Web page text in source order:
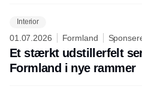
Interior
01.07.2026 Formland
Et stærkt udstillerfelt
Formland i nye rammer